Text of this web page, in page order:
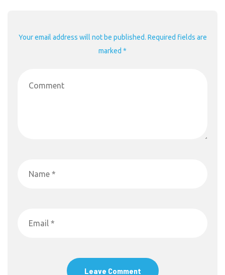
Your email address will not be published. Required fields are
marked *